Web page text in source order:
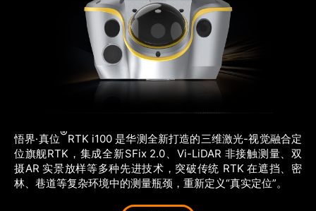
悟界·真位®RTK i100 是华测全新打造的三维激光-视觉融合定
位旗舰RTK，集成全新SFix 2.0、Vi-LiDAR 非接触测量、双
摄AR 实景放样等多种先进技术，突破传统 RTK 在遮挡、密
林、巷道等复杂环境中的测量瓶颈，重新定义“真实定位”。